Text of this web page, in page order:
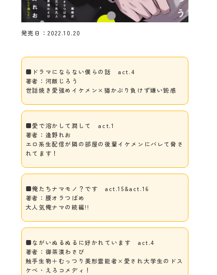
発売日：2022.10.20
■ドラマにならない僕らの話 act.4
著者：河飯じろう
世話焼き愛強めイケメン×猫かぶり負けず嫌い鈍感
■愛で溶かして潤して act.1
著者：逢野れお
エロ系生配信が隣の部屋の後輩イケメンにバレて脅さ
れてます！
■俺たちナマモノ？です act.15&act.16
著者：腰オラつばめ
大人気俺ナマの続編!!
■ながいぬるぬるに好かれています act.4
著者：御茶漬わさび
触手生物＋むっつり美形霊能者×愛され大学生のドス
ケベ・えろコメディ！